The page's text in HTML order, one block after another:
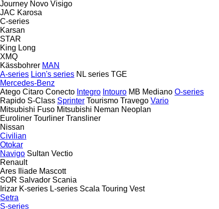
Journey Novo Visigo
JAC Karosa
C-series
Karsan
STAR
King Long
XMQ
Kässbohrer MAN
A-series Lion's series NL series TGE
Mercedes-Benz
Atego Citaro Conecto Integro Intouro MB Mediano O-series
Rapido S-Class Sprinter Tourismo Travego Vario
Mitsubishi Fuso Mitsubishi Neman Neoplan
Euroliner Tourliner Transliner
Nissan
Civilian
Otokar
Navigo Sultan Vectio
Renault
Ares
Iliade Mascott
SOR Salvador Scania
Irizar K-series L-series Scala Touring Vest
Setra
S-series